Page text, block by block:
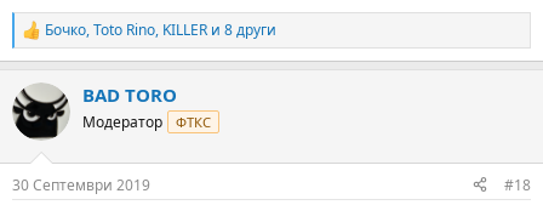
R
e
c
t
i
s
Бочко,Toto Rino, KILLER и 8 други
BAD TORO
Модератор ФТКС
30 Септември 2019 #18